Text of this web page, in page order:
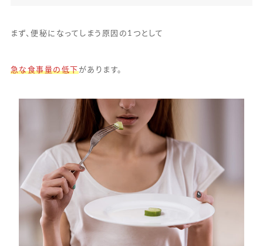
まず、便秘になってしまう原因の1つとして
急な食事量の低下があります。